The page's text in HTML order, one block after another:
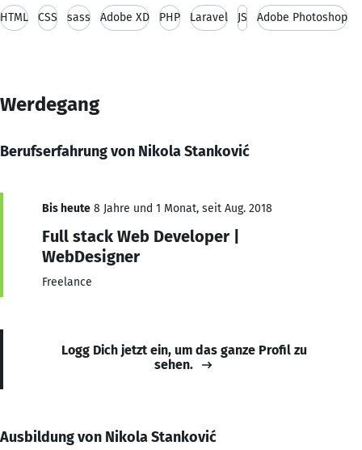
HTML CSS sass Adobe XD PHP Laravel JS Adobe Photoshop
Werdegang
Berufserfahrung von Nikola Stanković
Bis heute 8 Jahre und 1 Monat, seit Aug. 2018
Full stack Web Developer |
WebDesigner
Freelance
Logg Dich jetzt ein, um das ganze Profil zu
sehen.
Ausbildung von Nikola Stanković